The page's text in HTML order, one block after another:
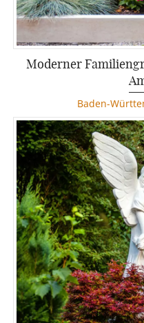
Moderner
Baden-